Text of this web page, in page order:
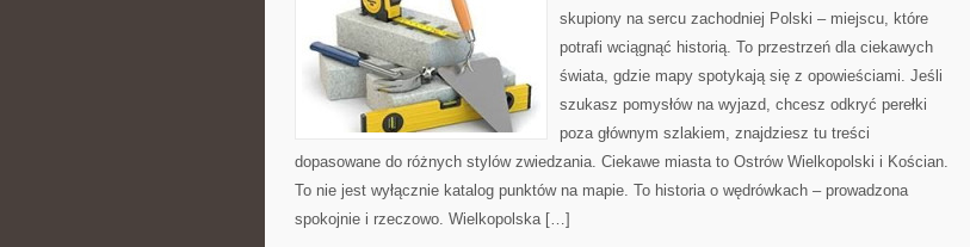
skupiony na sercu zachodniej Polski – miejscu, które
potrafi wciągnąć historią. To przestrzeń dla ciekawych
świata, gdzie mapy spotykają się z opowieściami. Jeśli
szukasz pomysłów na wyjazd, chcesz odkryć perełki
poza głównym szlakiem, znajdziesz tu treści
dopasowane do różnych stylów zwiedzania. Ciekawe miasta to Ostrów Wielkopolski i Kościan.
To nie jest wyłącznie katalog punktów na mapie. To historia o wędrówkach – prowadzona
spokojnie i rzeczowo. Wielkopolska […]